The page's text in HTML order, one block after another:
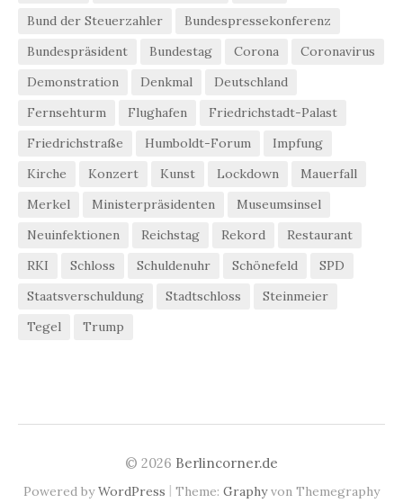
Bund der Steuerzahler
Bundespressekonferenz
Bundespräsident
Bundestag Corona
Coronavirus
Demonstration
Denkmal
Deutschland
Fernsehturm
Flughafen
Friedrichstadt-Palast
Friedrichstraße
Humboldt-Forum
Impfung
Kirche
Konzert Kunst Lockdown
Mauerfall
Merkel
Ministerpräsidenten
Museumsinsel
Neuinfektionen
Reichstag Rekord
Restaurant
RKI
Schloss Schuldenuhr Schönefeld
SPD
Staatsverschuldung
Stadtschloss
Steinmeier
Tegel
Trump
© 2026 Berlincorner.de
Powered byWordPress | Theme: Graphyvon Themegraphy